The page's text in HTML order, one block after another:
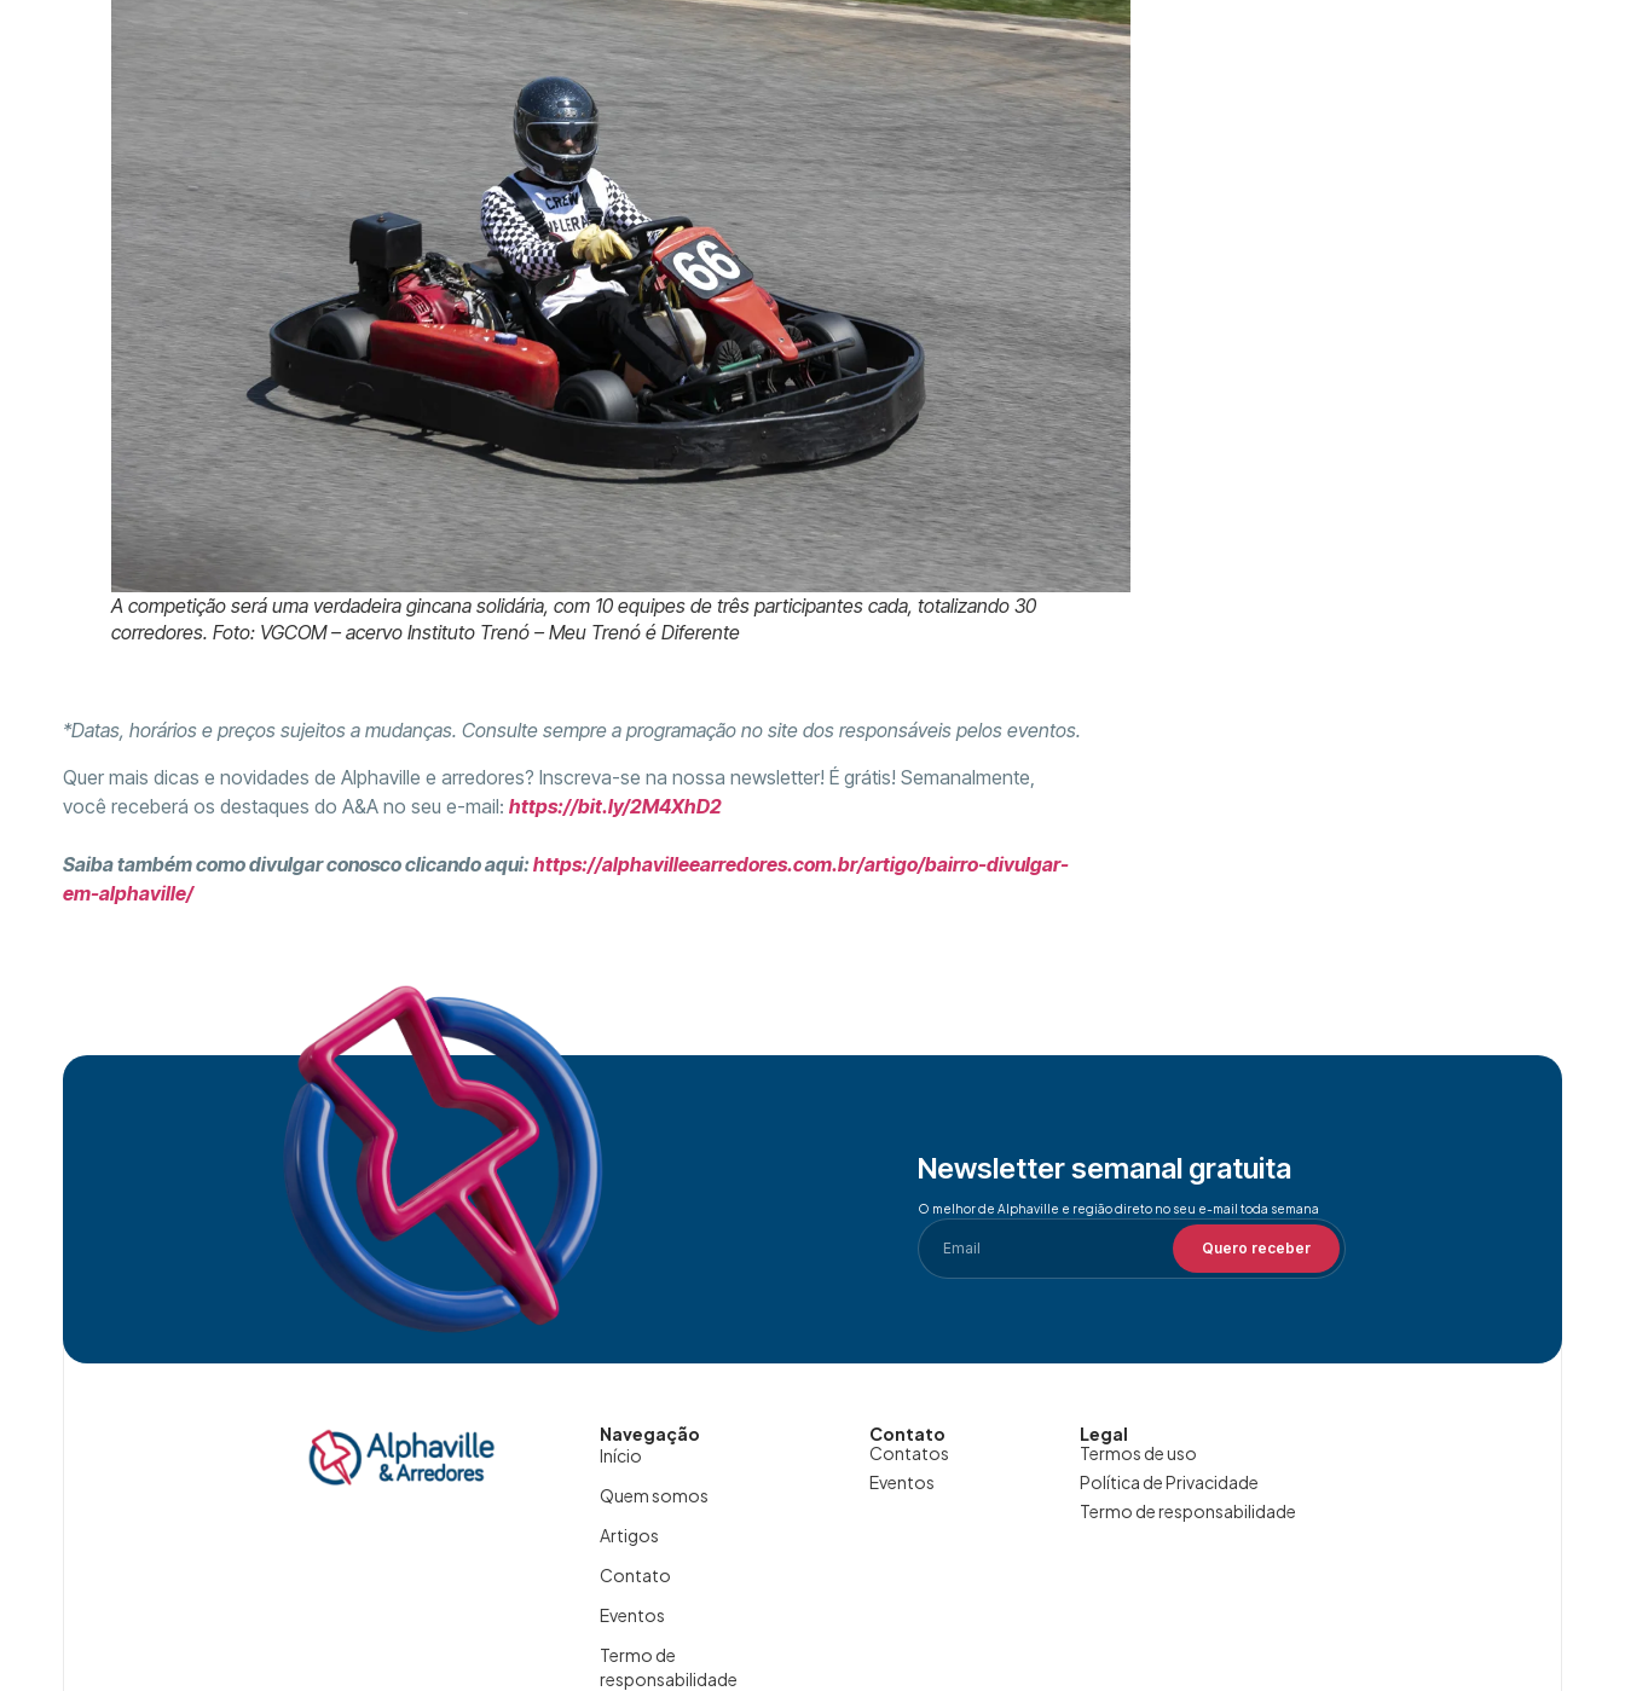
A competição será uma verdadeira gincana solidária, com 10 equipes de três participantes cada, totalizando 30
corredores. Foto: VGCOM – acervo Instituto Trenó – Meu Trenó é Diferente
*Datas, horários e preços sujeitos a mudanças. Consulte sempre a programação no site dos responsáveis pelos eventos.
Quer mais dicas e novidades de Alphaville e arredores? Inscreva-se na nossa newsletter! É grátis! Semanalmente,
você receberá os destaques do A&A no seu e-mail: https://bit.ly/2M4XhD2
Saiba também como divulgar conosco clicando aqui:https://alphavilleearredores.com.br/artigo/bairro-divulgar-
em-alphaville/
Newsletter semanal gratuita
O melhor de Alphaville e região direto no seu e-mail toda semana
Quero receber
Navegação
Início
Quem somos
Artigos
Contato
Eventos
Termo de
responsabilidade
Contato
Contatos
Eventos
Legal
Termos de uso
Política de Privacidade
Termo de responsabilidade